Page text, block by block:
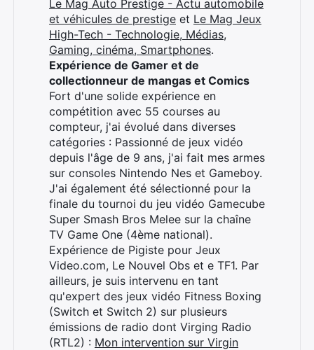
Le Mag Auto Prestige - Actu automobile
et véhicules de prestige et Le Mag Jeux
High-Tech - Technologie, Médias,
Gaming, cinéma, Smartphones.
Expérience de Gamer et de
collectionneur de mangas et Comics
Fort d'une solide expérience en
compétition avec 55 courses au
compteur, j'ai évolué dans diverses
catégories : Passionné de jeux vidéo
depuis l'âge de 9 ans, j'ai fait mes armes
sur consoles Nintendo Nes et Gameboy.
J'ai également été sélectionné pour la
finale du tournoi du jeu vidéo Gamecube
Super Smash Bros Melee sur la chaîne
TV Game One (4ème national).
Expérience de Pigiste pour Jeux
Video.com, Le Nouvel Obs et e TF1. Par
ailleurs, je suis intervenu en tant
qu'expert des jeux vidéo Fitness Boxing
(Switch et Switch 2) sur plusieurs
émissions de radio dont Virging Radio
(RTL2) : Mon intervention sur Virgin
Rechercher